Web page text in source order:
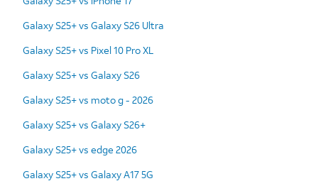
Galaxy S25+ vs Galaxy S26 Ultra
Galaxy S25+ vs Pixel 10 Pro XL
Galaxy S25+ vs Galaxy S26
Galaxy S25+ vs moto g - 2026
Galaxy S25+ vs Galaxy S26+
Galaxy S25+ vs edge 2026
Galaxy S25+ vs Galaxy A17 5G